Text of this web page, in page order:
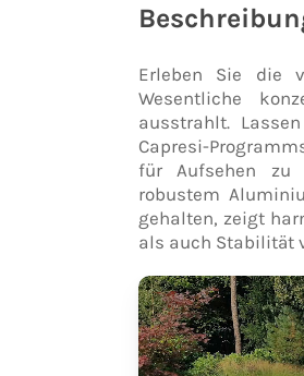
Erleben Sie die
Wesentliche
ausstrahlt.
Capresi-
für Aufsehen zu
robustem
gehalten, zeigt
als auch Stabilität